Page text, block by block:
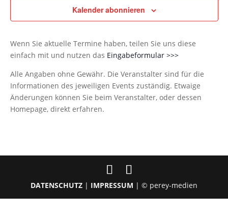
Kalender abonnieren
Wenn Sie aktuelle Termine haben, teilen Sie uns diese
einfach mit und nutzen das Eingabeformular >>>
Alle Angaben ohne Gewähr. Die Veranstalter sind für die
Informationen des jeweiligen Events zuständig. Etwaige
Änderungen können Sie beim Veranstalter, oder dessen
Homepage, direkt erfahren.
DATENSCHUTZ| IMPRESSUM | © perey-medien